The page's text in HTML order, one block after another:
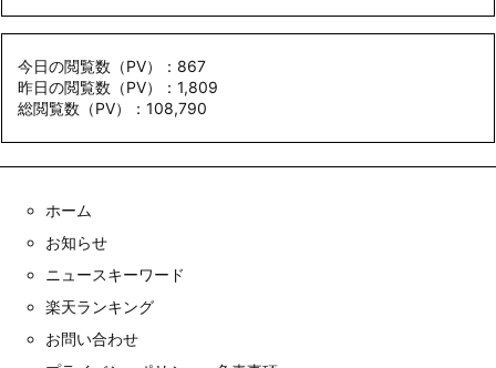
今日の閲覧数（PV）：867
昨日の閲覧数（PV）：1,809
総閲覧数（PV）：108,790
ホーム
お知らせ
ニュースキーワード
楽天ランキング
お問い合わせ